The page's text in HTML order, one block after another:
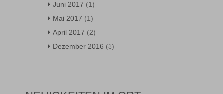
Juni 2017 (1)
Mai 2017 (1)
April 2017 (2)
Dezember 2016 (3)